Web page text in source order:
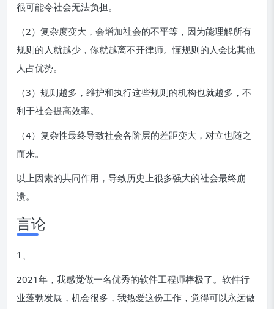
很可能令社会无法负担。
（2）复杂度变大，会增加社会的不平等，因为能理解所有
规则的人就越少，你就越离不开律师。懂规则的人会比其他
人占优势。
（3）规则越多，维护和执行这些规则的机构也就越多，不
利于社会提高效率。
（4）复杂性最终导致社会各阶层的差距变大，对立也随之
而来。
以上因素的共同作用，导致历史上很多强大的社会最终崩
溃。
言论
1、
2021年，我感觉做一名优秀的软件工程师棒极了。软件行
业蓬勃发展，机会很多，我热爱这份工作，觉得可以永远做